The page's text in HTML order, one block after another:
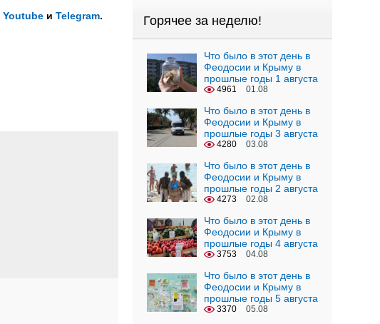
Youtube и Telegram. Горячее за неделю!
Что было в этот день в
Феодосии и Крыму в
прошлые годы 1 августа
4961 01.08
Что было в этот день в
Феодосии и Крыму в
прошлые годы 3 августа
4280 03.08
Что было в этот день в
Феодосии и Крыму в
прошлые годы 2 августа
4273 02.08
Что было в этот день в
Феодосии и Крыму в
прошлые годы 4 августа
3753 04.08
Что было в этот день в
Феодосии и Крыму в
прошлые годы 5 августа
3370 05.08